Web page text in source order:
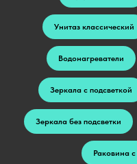
Унитаз классический
Водонагреватели
Зеркала с подсветкой
Зеркала без подсветки
Раковина